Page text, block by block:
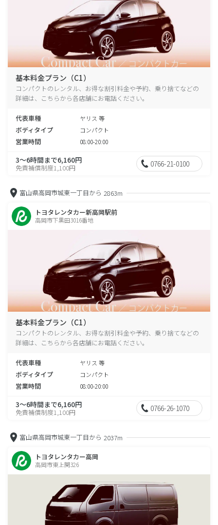
基本料金プラン（C1）
コンパクトのレンタル、お得な割引料金や予約、乗り捨てなどの
詳細は、こちらから各店舗にお電話ください。
代表車種 ヤリス 等
ボディタイプ コンパクト
営業時間 08:00-20:00
3～6時間まで6,160円
免責補償制度1,100円 0766-21-0100
富山県高岡市城東一丁目から 2863m
トヨタレンタカー新高岡駅前
高岡市下黒田3016番地
基本料金プラン（C1）
コンパクトのレンタル、お得な割引料金や予約、乗り捨てなどの
詳細は、こちらから各店舗にお電話ください。
代表車種 ヤリス 等
ボディタイプ コンパクト
営業時間 08:00-20:00
3～6時間まで6,160円
免責補償制度1,100円 0766-26-1070
富山県高岡市城東一丁目から 2037m
トヨタレンタカー高岡
高岡市東上関326